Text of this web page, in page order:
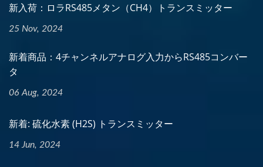
新入荷：ロラRS485メタン（CH4）トランスミッター
25 Nov, 2024
新着商品：4チャンネルアナログ入力からRS485コンバー
タ
06 Aug, 2024
新着: 硫化水素 (H2S) トランスミッター
14 Jun, 2024